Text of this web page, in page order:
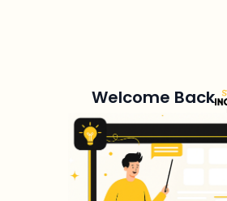
Welcome Back